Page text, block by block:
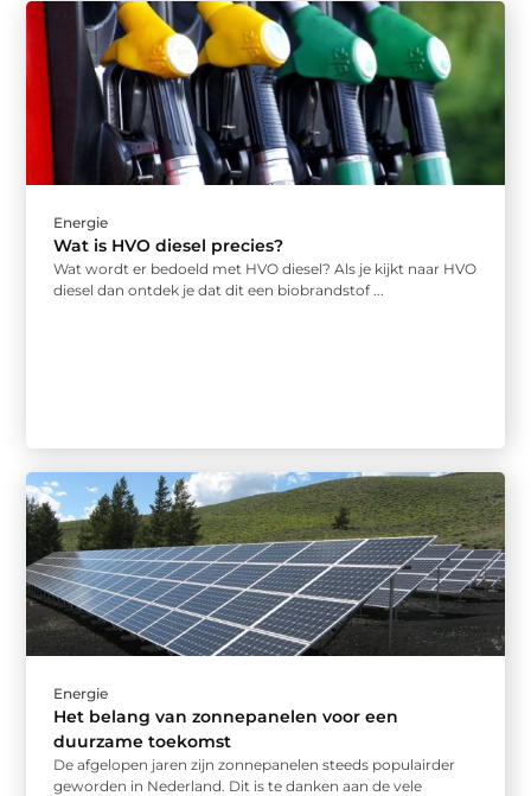
Energie
Wat is HVO diesel precies?
Wat wordt er bedoeld met HVO diesel? Als je kijkt naar HVO
diesel dan ontdek je dat dit een biobrandstof ...
Energie
Het belang van zonnepanelen voor een
duurzame toekomst
De afgelopen jaren zijn zonnepanelen steeds populairder
geworden in Nederland. Dit is te danken aan de vele